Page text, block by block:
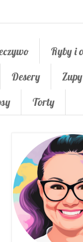
Ryby i
Desery
Zupy
Torty